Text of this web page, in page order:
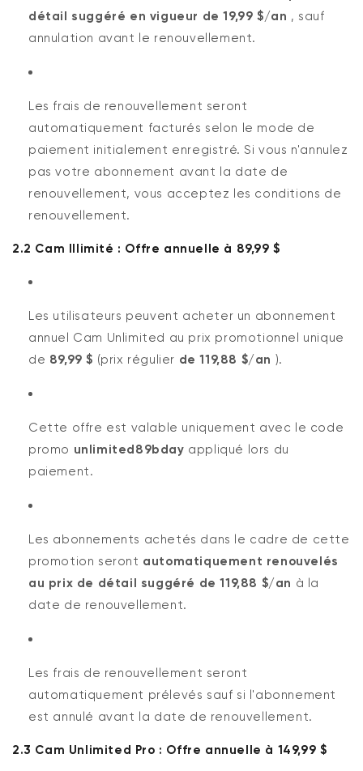
détail suggéré en vigueur de 19,99 $/an , sauf
annulation avant le renouvellement.
Les frais de renouvellement seront
automatiquement facturés selon le mode de
paiement initialement enregistré. Si vous n'annulez
pas votre abonnement avant la date de
renouvellement, vous acceptez les conditions de
renouvellement.
2.2 Cam Illimité : Offre annuelle à 89,99 $
Les utilisateurs peuvent acheter un abonnement
annuel Cam Unlimited au prix promotionnel unique
de 89,99 $ (prix régulier de 119,88 $/an ).
Cette offre est valable uniquement avec le code
promo unlimited89bday appliqué lors du
paiement.
Les abonnements achetés dans le cadre de cette
promotion seront automatiquement renouvelés
au prix de détail suggéré de 119,88 $/an à la
date de renouvellement.
Les frais de renouvellement seront
automatiquement prélevés sauf si l'abonnement
est annulé avant la date de renouvellement.
2.3 Cam Unlimited Pro : Offre annuelle à 149,99 $